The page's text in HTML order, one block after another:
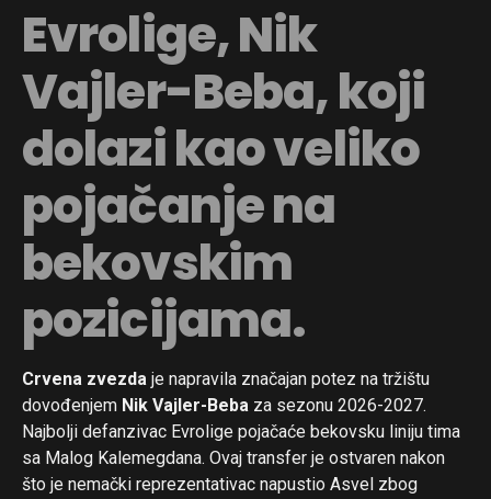
Evrolige, Nik
Vajler-Beba, koji
dolazi kao veliko
pojačanje na
bekovskim
pozicijama.
Crvena zvezda je napravila značajan potez na tržištu
dovođenjem Nik Vajler-Beba za sezonu 2026-2027.
Najbolji defanzivac Evrolige pojačaće bekovsku liniju tima
sa Malog Kalemegdana. Ovaj transfer je ostvaren nakon
što je nemački reprezentativac napustio Asvel zbog